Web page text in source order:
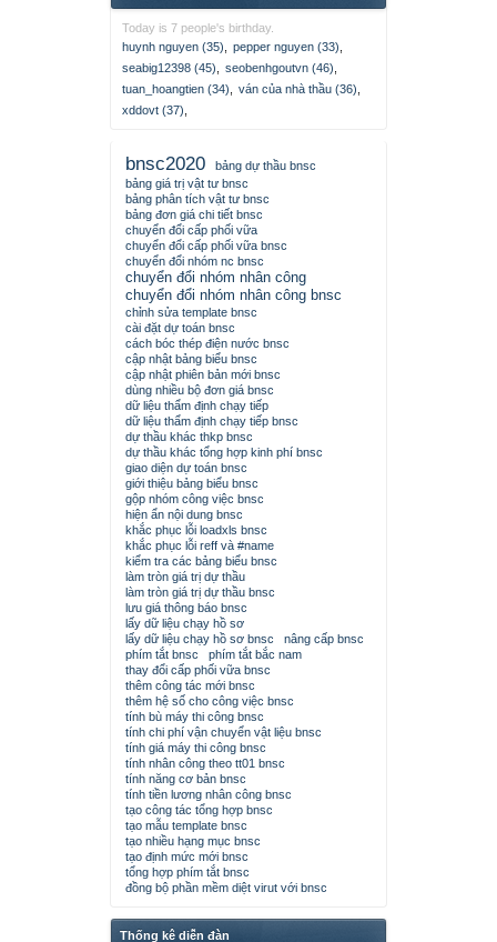
Today is 7 people's birthday.
huynh nguyen (35)
pepper nguyen (33)
seabig12398 (45)
seobenhgoutvn (46)
tuan_hoangtien (34)
ván của nhà thầu (36)
xddovt (37)
bnsc2020
bảng dự thầu bnsc
bảng giá trị vật tư bnsc
bảng phân tích vật tư bnsc
bảng đơn giá chi tiết bnsc
chuyển đổi cấp phối vữa
chuyển đổi cấp phối vữa bnsc
chuyển đổi nhóm nc bnsc
chuyển đổi nhóm nhân công
chuyển đổi nhóm nhân công bnsc
chỉnh sửa template bnsc
cài đặt dự toán bnsc
cách bóc thép điện nước bnsc
cập nhật bảng biểu bnsc
cập nhật phiên bản mới bnsc
dùng nhiều bộ đơn giá bnsc
dữ liệu thẩm định chạy tiếp
dữ liệu thẩm định chạy tiếp bnsc
dự thầu khác thkp bnsc
dự thầu khác tổng hợp kinh phí bnsc
giao diện dự toán bnsc
giới thiệu bảng biểu bnsc
gộp nhóm công việc bnsc
hiện ẩn nội dung bnsc
khắc phục lỗi loadxls bnsc
khắc phục lỗi reff và #name
kiểm tra các bảng biểu bnsc
làm tròn giá trị dự thầu
làm tròn giá trị dự thầu bnsc
lưu giá thông báo bnsc
lấy dữ liệu chạy hồ sơ
lấy dữ liệu chạy hồ sơ bnsc
nâng cấp bnsc
phím tắt bnsc
phím tắt bắc nam
thay đổi cấp phối vữa bnsc
thêm công tác mới bnsc
thêm hệ số cho công việc bnsc
tính bù máy thi công bnsc
tính chi phí vận chuyển vật liệu bnsc
tính giá máy thi công bnsc
tính nhân công theo tt01 bnsc
tính năng cơ bản bnsc
tính tiền lương nhân công bnsc
tạo công tác tổng hợp bnsc
tạo mẫu template bnsc
tạo nhiều hạng mục bnsc
tạo định mức mới bnsc
tổng hợp phím tắt bnsc
đồng bộ phần mềm diệt virut với bnsc
Thống kê diễn đàn